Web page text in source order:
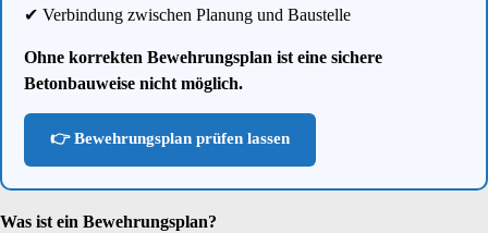
✔ Verbindung zwischen Planung und Baustelle
Ohne korrekten Bewehrungsplan ist eine sichere
Betonbauweise nicht möglich.
👉 Bewehrungsplan prüfen lassen
Was ist ein Bewehrungsplan?